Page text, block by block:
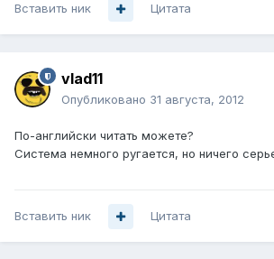
Вставить ник Цитата
vlad11
Опубликовано 31 августа, 2012
По-английски читать можете?
Система немного ругается, но ничего
Вставить ник Цитата